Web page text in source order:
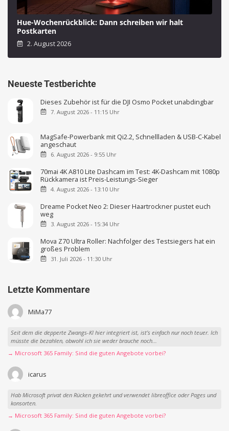
Hue-Wochenrückblick: Dann schreiben wir halt
Postkarten
2. August 2026
Neueste Testberichte
Dieses Zubehör ist für die DJI Osmo Pocket unabdingbar
7. August 2026 - 11:15 Uhr
MagSafe-Powerbank mit Qi2.2, Schnellladen & USB-C-Kabel
angeschaut
6. August 2026 - 9:55 Uhr
70mai 4K A810 Lite Dashcam im Test: 4K-Dashcam mit 1080p
Rückkamera ist Preis-Leistungs-Sieger
4. August 2026 - 13:10 Uhr
Dreame Pocket Neo 2: Dieser Haartrockner pustet euch
weg
3. August 2026 - 15:34 Uhr
Mova Z70 Ultra Roller: Nachfolger des Testsiegers hat ein
großes Problem
31. Juli 2026 - 11:30 Uhr
Letzte Kommentare
MiMa77
Seit dem die depperte Zwangs-KI hier integriert ist, ist’s einfach nur noch teuer. Ich
müsste die bezahlen, obwohl ich sie weder brauche noch...
→ Microsoft 365 Family: Sind die guten Angebote vorbei?
icarus
Hab Microsoft privat den Rücken gekehrt und verwendet libreoffice oder Pages und
konsorten.
→ Microsoft 365 Family: Sind die guten Angebote vorbei?